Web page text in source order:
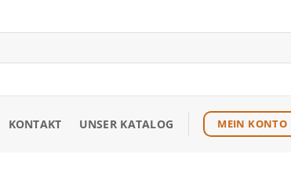
KONTAKT UNSER KATALOG MEIN KONTO